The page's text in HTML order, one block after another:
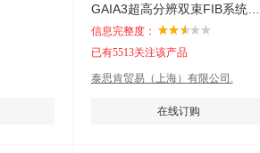
GAIA3超高分辨双束FIB系统（GM）
信息完整度：
已有5513关注该产品
泰思肯贸易（上海）有限公司.
在线订购